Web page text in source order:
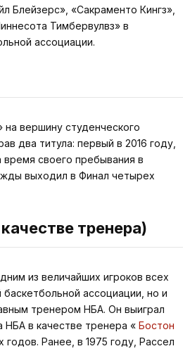
Блейзерс», «Сакраменто Кингз»,
Тимбервулвз» в
ассоциации.
на вершину студенческого
два титула: первый в 2016 году,
время своего пребывания в
выходил в Финал четырех
тренера)
из величайших игроков всех
ассоциации, но и
тренером НБА. Он выиграл
НБА в качестве тренера « Бостон
годов. Ранее, в 1975 году, Рассел